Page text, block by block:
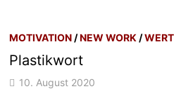
MOTIVATION /NEW WORK /
Plastikwort
10. August 2020